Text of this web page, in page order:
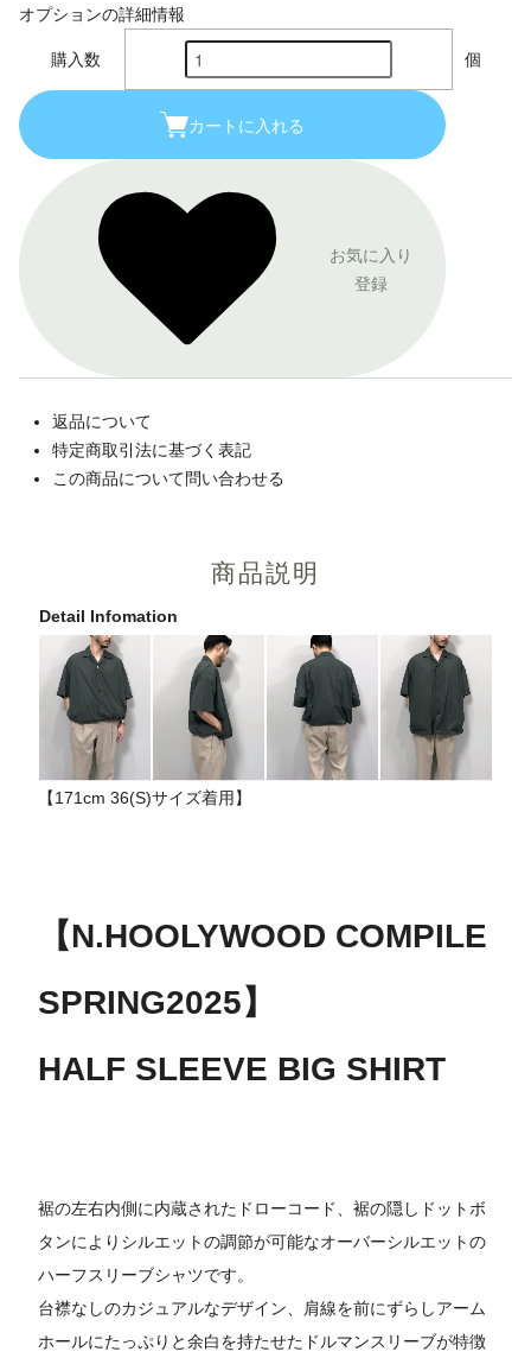
オプションの詳細情報
購入数 個
カートに入れる
お気に入り
登録
返品について
特定商取引法に基づく表記
この商品について問い合わせる
商品説明
Detail Infomation
【171cm 36(S)サイズ着用】
【N.HOOLYWOOD COMPILE
SPRING2025】
HALF SLEEVE BIG SHIRT
裾の左右内側に内蔵されたドローコード、裾の隠しドットボ
タンによりシルエットの調節が可能なオーバーシルエットの
ハーフスリーブシャツです。
台襟なしのカジュアルなデザイン、肩線を前にずらしアーム
ホールにたっぷりと余白を持たせたドルマンスリーブが特徴